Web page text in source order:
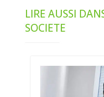
LIRE AUSSI
SOCIETE